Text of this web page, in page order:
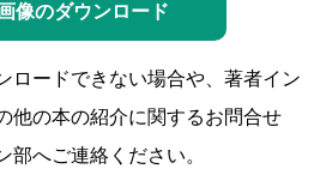
像のダウンロード
ロードできない場合や、著者イン
他の本の紹介に関するお問合せ
部へご連絡ください。